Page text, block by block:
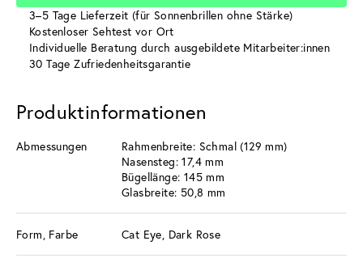
3–5 Tage Lieferzeit (für Sonnenbrillen ohne Stärke)
Kostenloser Sehtest vor Ort
Individuelle Beratung durch ausgebildete Mitarbeiter:innen
30 Tage Zufriedenheitsgarantie
Produktinformationen
Abmessungen
Rahmenbreite: Schmal (129 mm)
Nasensteg: 17,4 mm
Bügellänge: 145 mm
Glasbreite: 50,8 mm
Form, Farbe Cat Eye, Dark Rose